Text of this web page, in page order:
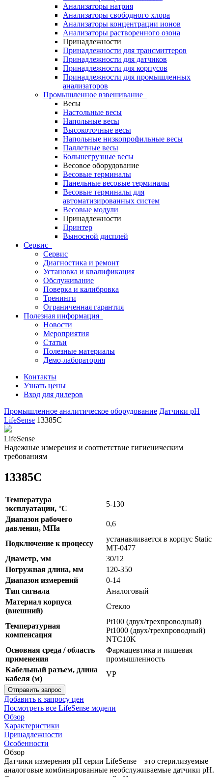
Анализаторы натрия
Анализаторы свободного хлора
Анализаторы концентрации ионов
Анализаторы растворенного озона
Принадлежности
Принадлежности для трансмиттеров
Принадлежности для датчиков
Принадлежности для корпусов
Принадлежности для промышленных
анализаторов
Промышленное взвешивание
Весы
Настольные весы
Напольные весы
Высокоточные весы
Напольные низкопрофильные весы
Паллетные весы
Большегрузные весы
Весовое оборудование
Весовые терминалы
Панельные весовые терминалы
Весовые терминалы для
автоматизированных систем
Весовые модули
Принадлежности
Принтер
Выносной дисплей
Сервис
Сервис
Диагностика и ремонт
Установка и квалификация
Обслуживание
Поверка и калибровка
Тренинги
Ограниченная гарантия
Полезная информация
Новости
Мероприятия
Статьи
Полезные материалы
Демо-лаборатория
Контакты
Узнать цены
Вход для дилеров
Промышленное аналитическое оборудование Датчики рН
LifeSense 13385C
LifeSense
Надежные измерения и соответствие гигиеническим
требованиям
13385C
Температура
эксплуатации, °С
5-130
Диапазон рабочего
давления, МПа
0,6
Подключение к процессу
устанавливается в корпус Static
MT-0477
Диаметр, мм
30/12
Погружная длина, мм
120-350
Диапазон измерений
0-14
Тип сигнала
Аналоговый
Материал корпуса
(внешний)
Стекло
Температурная
компенсация
Pt100 (двух/трехпроводный)
Pt1000 (двух/трехпроводный)
NTC10K
Основная среда / область
применения
Фармацевтика и пищевая
промышленность
Кабельный разъем, длина
кабеля (м)
VP
Отправить запрос
Добавить к запросу цен
Посмотреть все LifeSense модели
Обзор
Характеристики
Принадлежности
Особенности
Обзор
Датчики измерения рН серии LifeSense – это стерилизуемые
аналоговые комбинированные необслуживаемые датчики рН.